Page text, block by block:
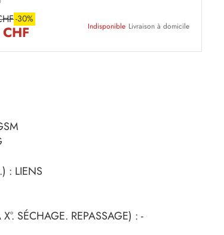
-30%
Indisponible Livraison à domicile
: LIENS
SÉCHAGE. REPASSAGE) : -